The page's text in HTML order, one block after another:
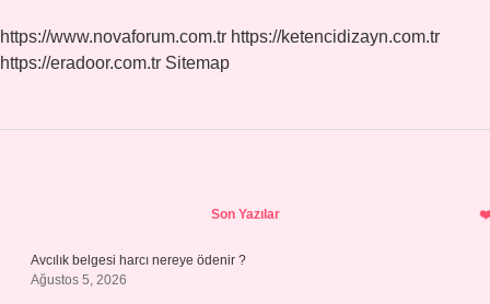
https://www.novaforum.com.tr https://ketencidizayn.com.tr
https://eradoor.com.tr Sitemap
Son Yazılar
Avcılık belgesi harcı nereye ödenir ?
Ağustos 5, 2026